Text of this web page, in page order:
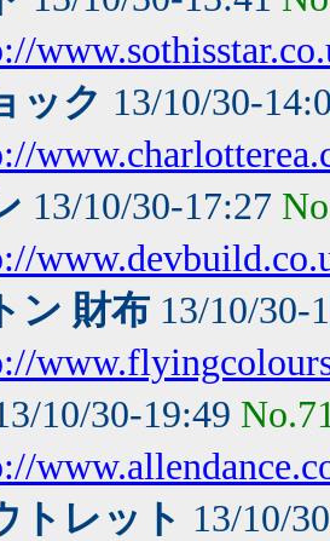
ック 13/10/30-
13/10/30-17:27
ン 財布 13/10/30-
10/30-19:49
トレット 13/10/